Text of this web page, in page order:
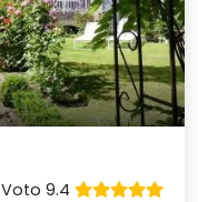
Voto 9.4